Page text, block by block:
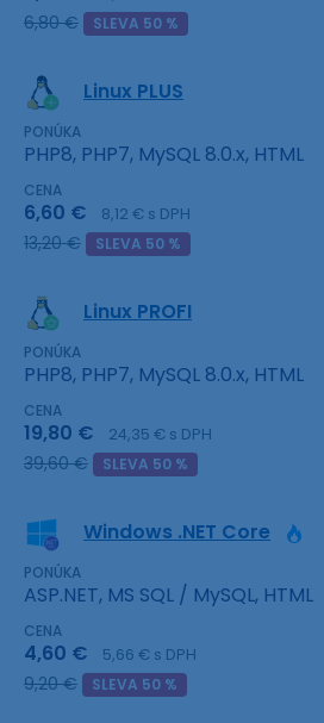
6,80 € SLEVA 50 %
Linux PLUS
PONÚKA
PHP8, PHP7, MySQL 8.0.x, HTML
CENA
6,60 € 8,12 € s DPH
13,20 € SLEVA 50 %
Linux PROFI
PONÚKA
PHP8, PHP7, MySQL 8.0.x, HTML
CENA
19,80 € 24,35 € s DPH
39,60 € SLEVA 50 %
Windows .NET Core
PONÚKA
ASP.NET, MS SQL / MySQL, HTML
CENA
4,60 € 5,66 € s DPH
9,20 € SLEVA 50 %